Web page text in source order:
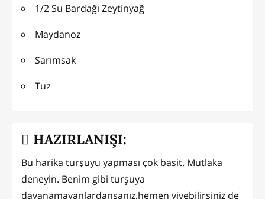
1/2 Su Bardağı Zeytinyağ
Maydanoz
Sarımsak
Tuz
HAZIRLANIŞI:
Bu harika turşuyu yapması çok basit. Mutlaka
deneyin. Benim gibi turşuya
dayanamayanlardansanız,hemen yiyebilirsiniz de